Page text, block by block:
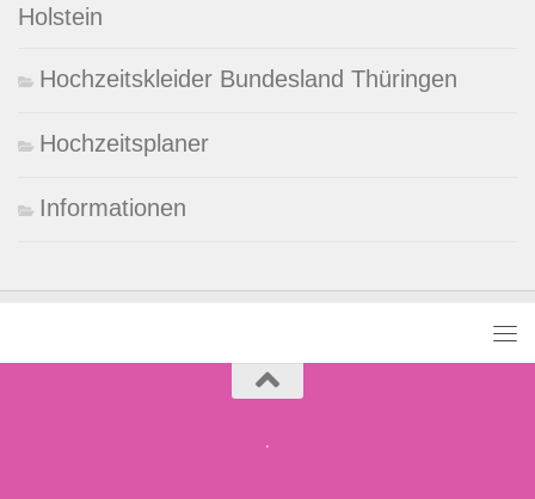
Holstein
Hochzeitskleider Bundesland Thüringen
Hochzeitsplaner
Informationen
.